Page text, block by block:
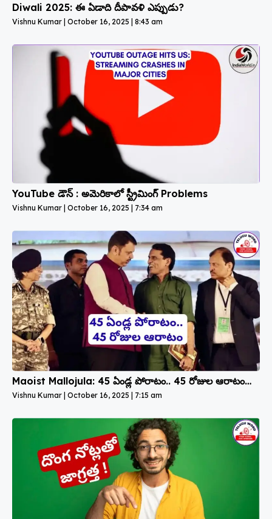
Diwali 2025: ఈ ఏడాది దీపావళి ఎప్పుడు?
Vishnu Kumar October 16, 2025 8:43 am
YouTube డౌన్ : అమెరికాలో స్ట్రీమింగ్ Problems
Vishnu Kumar October 16, 2025 7:34 am
Maoist Mallojula: 45 ఏండ్ల పోరాటం.. 45 రోజుల ఆరాటం…
Vishnu Kumar October 16, 2025 7:15 am